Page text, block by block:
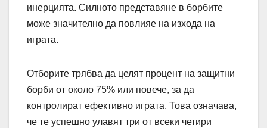
инерцията. Силното представяне в борбите
може значително да повлияе на изхода на
играта.
Отборите трябва да целят процент на защитни
борби от около 75% или повече, за да
контролират ефективно играта. Това означава,
че те успешно улавят три от всеки четири